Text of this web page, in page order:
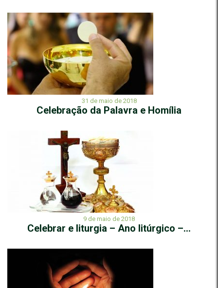
31 de maio de 2018
Celebração da Palavra e Homília
9 de maio de 2018
Celebrar e liturgia – Ano litúrgico –...